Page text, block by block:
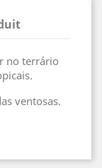
no terrário
ventosas.